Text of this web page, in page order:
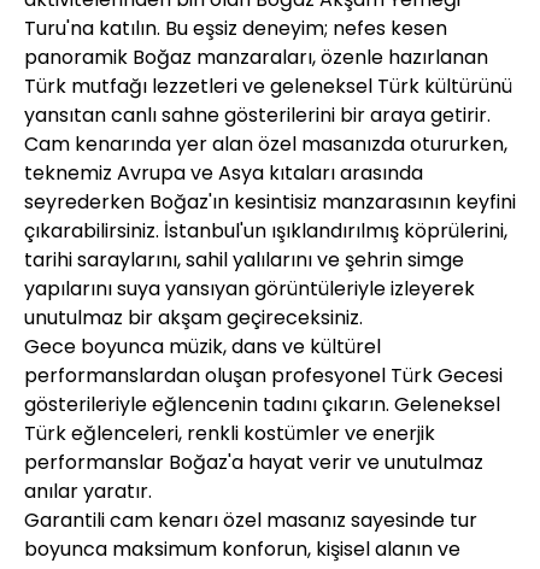
Turu'na katılın. Bu eşsiz deneyim; nefes kesen
panoramik Boğaz manzaraları, özenle hazırlanan
Türk mutfağı lezzetleri ve geleneksel Türk kültürünü
yansıtan canlı sahne gösterilerini bir araya getirir.
Cam kenarında yer alan özel masanızda otururken,
teknemiz Avrupa ve Asya kıtaları arasında
seyrederken Boğaz'ın kesintisiz manzarasının keyfini
çıkarabilirsiniz. İstanbul'un ışıklandırılmış köprülerini,
tarihi saraylarını, sahil yalılarını ve şehrin simge
yapılarını suya yansıyan görüntüleriyle izleyerek
unutulmaz bir akşam geçireceksiniz.
Gece boyunca müzik, dans ve kültürel
performanslardan oluşan profesyonel Türk Gecesi
gösterileriyle eğlencenin tadını çıkarın. Geleneksel
Türk eğlenceleri, renkli kostümler ve enerjik
performanslar Boğaz'a hayat verir ve unutulmaz
anılar yaratır.
Garantili cam kenarı özel masanız sayesinde tur
boyunca maksimum konforun, kişisel alanın ve